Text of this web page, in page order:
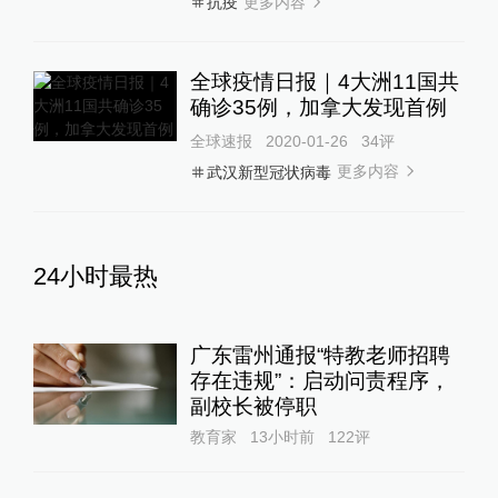
全球疫情日报｜4大洲11国共
确诊35例，加拿大发现首例
全球速报 2020-01-26 34评
武汉新型冠状病毒 更多内容
24小时最热
广东雷州通报“特教老师招聘
存在违规”：启动问责程序，
副校长被停职
教育家 13小时前 122评